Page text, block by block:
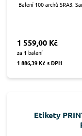
Balení 100 archů SRA3.
1 559,00 Kč
za 1 balení
1 886,39 Kč s DPH
Etikety